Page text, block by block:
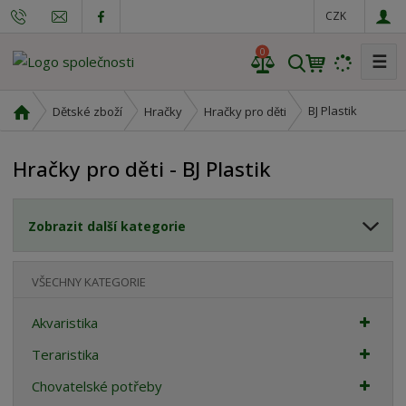
CZK
V
h
0 ☰
v
d
s
a
a
Dětské zboží Hračky Hračky pro děti BJ Plastik
Hračky pro děti - BJ Plastik
Zobrazit další kategorie
VŠECHNY KATEGORIE
Akvaristika
Teraristika
Chovatelské potřeby